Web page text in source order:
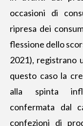
occasioni di
ripresa dei
flessione dello
2021), registrano
questo caso la
alla spinta
confermata dal
confezioni di